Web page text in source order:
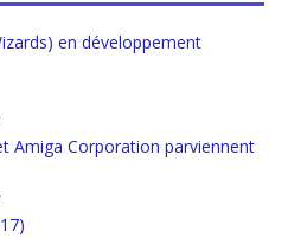
en développement
Amiga Corporation parviennent